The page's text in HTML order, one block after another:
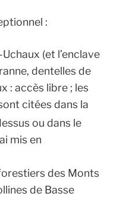
:
(et l’enclave
dentelles de
: accès libre ; les
citées dans la
ou dans le
mis en
des Monts
de Basse